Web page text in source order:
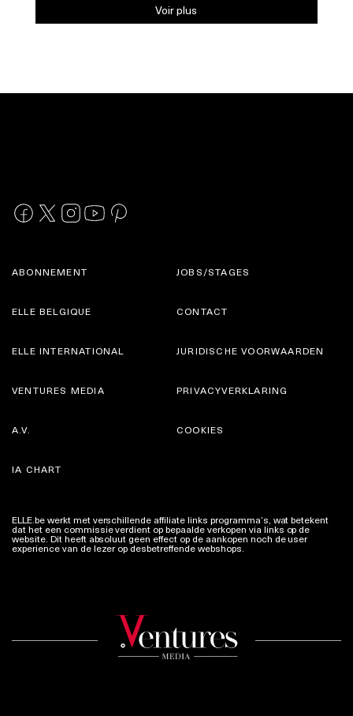
Voir plus
ABONNEMENT
ELLE BELGIQUE
JOBS/STAGES
CONTACT
ELLE INTERNATIONAL
VENTURES MEDIA
JURIDISCHE VOORWAARDEN
PRIVACYVERKLARING
A.V.
IA CHART
COOKIES
ELLE.be werkt met verschillende affiliate links programma’s, wat betekent
dat het een commissie verdient op bepaalde verkopen via links op de
website. Dit heeft absoluut geen effect op de aankopen noch de user
experience van de lezer op desbetreffende webshops.